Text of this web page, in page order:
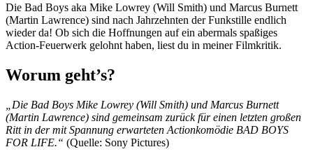
Die Bad Boys aka Mike Lowrey (Will Smith) und Marcus Burnett
(Martin Lawrence) sind nach Jahrzehnten der Funkstille endlich
wieder da! Ob sich die Hoffnungen auf ein abermals spaßiges
Action-Feuerwerk gelohnt haben, liest du in meiner Filmkritik.
Worum geht’s?
„Die Bad Boys Mike Lowrey (Will Smith) und Marcus Burnett
(Martin Lawrence) sind gemeinsam zurück für einen letzten großen
Ritt in der mit Spannung erwarteten Actionkomödie BAD BOYS
FOR LIFE.“ (Quelle: Sony Pictures)